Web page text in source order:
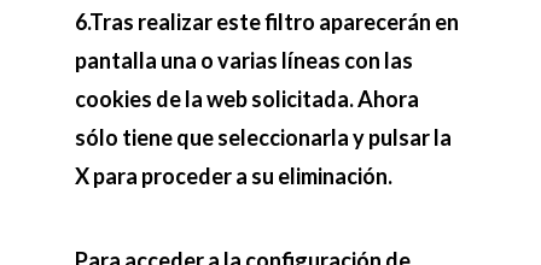
6.Tras realizar este filtro aparecerán en
pantalla una o varias líneas con las
cookies de la web solicitada. Ahora
sólo tiene que seleccionarla y pulsar la
X para proceder a su eliminación.